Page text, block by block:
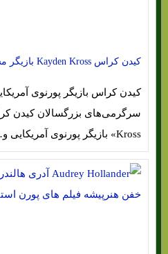
کیدن کراس Kayden Kross بازیگر مشهور پورن استار آمریکایی
کیدن کراس بازیگر پورنوی
Kross» بازیگر پورنوی آمریکایی و…